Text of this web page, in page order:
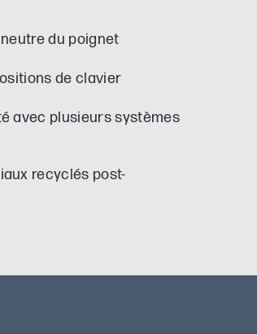
du poignet
de clavier
avec plusieurs systèmes
recyclés post-